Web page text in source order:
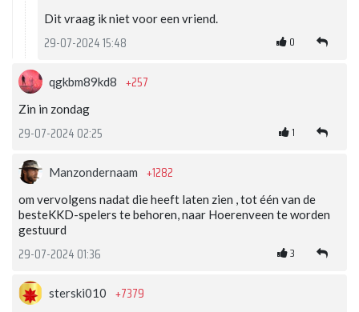
Dit vraag ik niet voor een vriend.
29-07-2024 15:48 0
qgkbm89kd8 +257
Zin in zondag
29-07-2024 02:25 1
Manzondernaam +1282
om vervolgens nadat die heeft laten zien , tot één van de
besteKKD-spelers te behoren, naar Hoerenveen te worden
gestuurd
29-07-2024 01:36 3
sterski010 +7379